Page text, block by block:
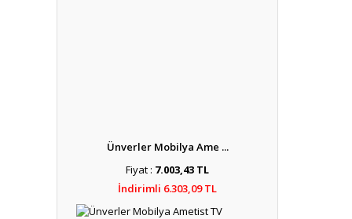
Ünverler Mobilya Ame ...
Fiyat : 7.003,43 TL
İndirimli 6.303,09 TL